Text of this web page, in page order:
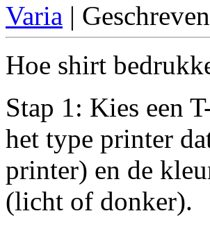
Varia |
Hoe shirt
Stap 1: Kies een
het type printer
printer) en de
(licht of donker).